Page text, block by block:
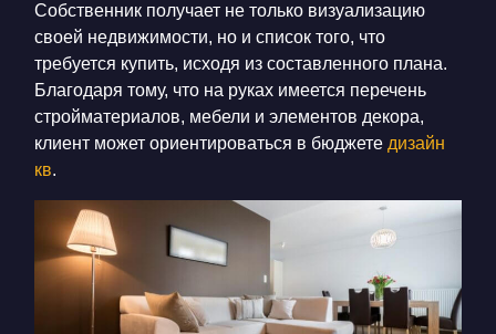
Собственник получает не только визуализацию
своей недвижимости, но и список того, что
требуется купить, исходя из составленного плана.
Благодаря тому, что на руках имеется перечень
стройматериалов, мебели и элементов декора,
клиент может ориентироваться в бюджете дизайн
кв.